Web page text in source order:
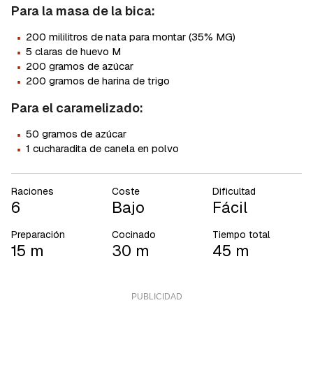
Para la masa de la bica:
· 200 mililitros de nata para montar (35% MG)
· 5 claras de huevo M
· 200 gramos de azúcar
· 200 gramos de harina de trigo
Para el caramelizado:
· 50 gramos de azúcar
· 1 cucharadita de canela en polvo
Raciones
6
Coste
Bajo
Dificultad
Fácil
Preparación
15 m
Cocinado
30 m
Tiempo total
45 m